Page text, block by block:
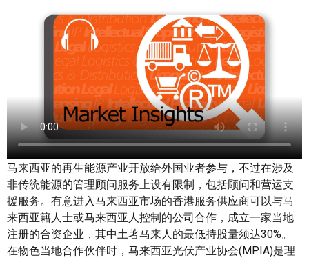
马来西亚的再生能源产业开放给外国业者参与，不过在涉及
非传统能源的管理顾问服务上设有限制，包括顾问和营运支
援服务。有意进入马来西亚市场的香港服务供应商可以与马
来西亚籍人士或马来西亚人控制的公司合作，成立一家当地
注册的合资企业，其中土著马来人的最低持股量须达30%。
在物色当地合作伙伴时，马来西亚光伏产业协会(MPIA)是理